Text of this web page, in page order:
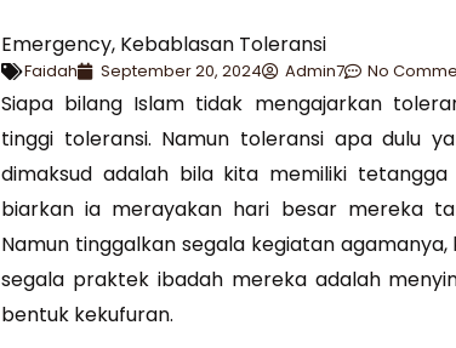
Emergency, Kebablasan Toleransi
Faidah September 20, 2024 Admin7 No
Siapa bilang Islam tidak mengajarkan
tinggi toleransi. Namun toleransi apa dulu
dimaksud adalah bila kita memiliki
biarkan ia merayakan hari besar mereka
Namun tinggalkan segala kegiatan
segala praktek ibadah mereka adalah
bentuk kekufuran.